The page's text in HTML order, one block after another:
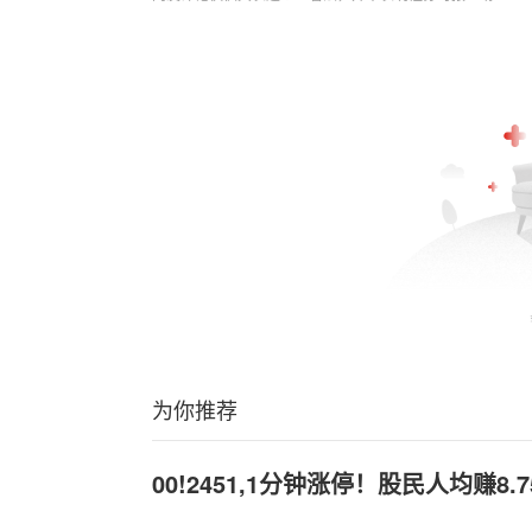
为你推荐
00!2451,1分钟涨停！股民人均赚